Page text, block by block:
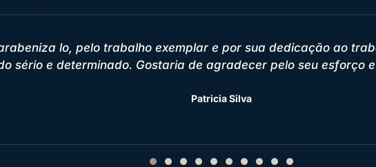
que prontamente me ajudaram a resolver alguns
solução. Super recomendo esses profissionais"
Silas Silva